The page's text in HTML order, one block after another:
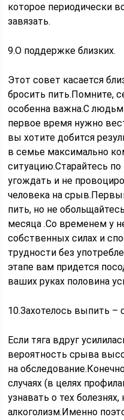
которое периодически
завязать.
9.О поддержке близких.
Этот совет касается
бросить пить.Помните,
особенна важна.С
первое время нужно
вы хотите добится
в семье максимально
ситуацию.Старайтесь
угождать и не
человека на
пить, но не
месяца .Со временем у
собственных силах и
трудности без
этапе вам придется
ваших руках половина
10.Захотелось выпить –
Если тяга вдруг
вероятность срыва
на
случаях (в целях
узнавать о тех
алкоголизм.Именно